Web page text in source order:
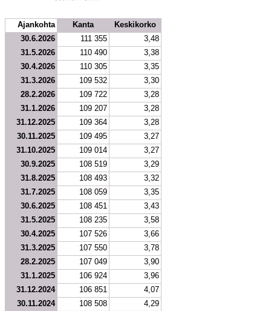
Ajankohta Kanta
Keskikorko
30.6.2026
111 355
3,48
31.5.2026
110 490
3,38
30.4.2026
110 305
3,35
31.3.2026
109 532
3,30
28.2.2026
109 722
3,28
31.1.2026
109 207
3,28
31.12.2025
109 364
3,28
30.11.2025
109 495
3,27
31.10.2025
109 014
3,27
30.9.2025
108 519
3,29
31.8.2025
108 493
3,32
31.7.2025
108 059
3,35
30.6.2025
108 451
3,43
31.5.2025
108 235
3,58
30.4.2025
107 526
3,66
31.3.2025
107 550
3,78
28.2.2025
107 049
3,90
31.1.2025
106 924
3,96
31.12.2024
106 851
4,07
30.11.2024
108 508
4,29